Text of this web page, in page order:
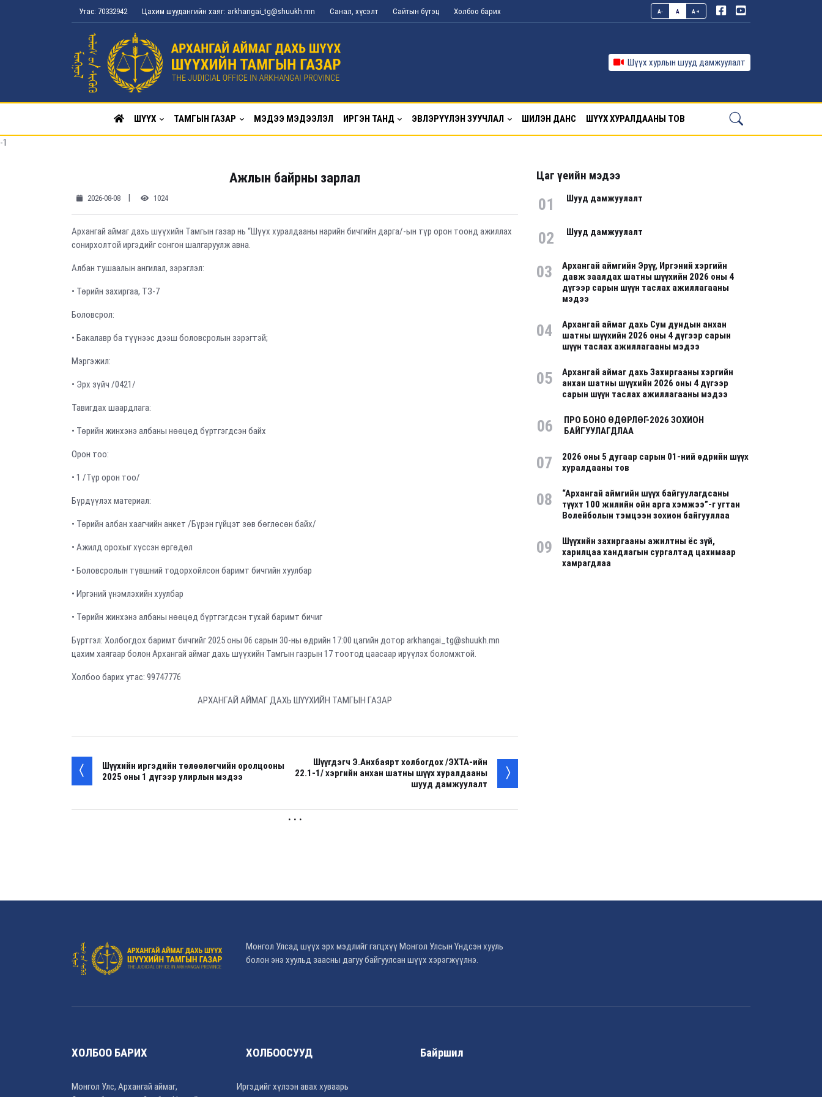
Утас: 70332942 Цахим шуудангийн хаяг: arkhangai_tg@shuukh.mn Санал, хүсэлт Сайтын бүтэц Холбоо барих A- A A+
Шүүх хурлын шууд дамжуулалт
ШҮҮХ ТАМГЫН ГАЗАР МЭДЭЭ МЭДЭЭЛЭЛ ИРГЭН ТАНД ЭВЛЭРҮҮЛЭН ЗУУЧЛАЛ ШИЛЭН ДАНС ШҮҮХ ХУРАЛДААНЫ ТОВ
-1
Ажлын байрны зарлал
2026-08-08 | 1024
Архангай аймаг дахь шүүхийн Тамгын газар нь “Шүүх хуралдааны нарийн бичгийн дарга/-ын түр орон тоонд ажиллах
сонирхолтой иргэдийг сонгон шалгаруулж авна.
Албан тушаалын ангилал, зэрэглэл:
• Төрийн захиргаа, ТЗ-7
Боловсрол:
• Бакалавр ба түүнээс дээш боловсролын зэрэгтэй;
Мэргэжил:
• Эрх зүйч /0421/
Тавигдах шаардлага:
• Төрийн жинхэнэ албаны нөөцөд бүртгэгдсэн байх
Орон тоо:
• 1 /Түр орон тоо/
Бүрдүүлэх материал:
• Төрийн албан хаагчийн анкет /Бүрэн гүйцэт зөв бөглөсөн байх/
• Ажилд орохыг хүссэн өргөдөл
• Боловсролын түвшний тодорхойлсон баримт бичгийн хуулбар
• Иргэний үнэмлэхийн хуулбар
• Төрийн жинхэнэ албаны нөөцөд бүртгэгдсэн тухай баримт бичиг
Бүртгэл: Холбогдох баримт бичгийг 2025 оны 06 сарын 30-ны өдрийн 17:00 цагийн дотор arkhangai_tg@shuukh.mn
цахим хаягаар болон Архангай аймаг дахь шүүхийн Тамгын газрын 17 тоотод цаасаар ирүүлэх боломжтой.
Холбоо барих утас: 99747776
АРХАНГАЙ АЙМАГ ДАХЬ ШҮҮХИЙН ТАМГЫН ГАЗАР
Шүүхийн иргэдийн төлөөлөгчийн оролцооны
2025 оны 1 дүгээр улирлын мэдээ
Шүүгдэгч Э.Анхбаярт холбогдох /ЭХТА-ийн
22.1-1/ хэргийн анхан шатны шүүх хуралдааны
шууд дамжуулалт
. . .
Цаг үеийн мэдээ
01 Шууд дамжуулалт
02 Шууд дамжуулалт
03
Архангай аймгийн Эрүү, Иргэний хэргийн
давж заалдах шатны шүүхийн 2026 оны 4
дүгээр сарын шүүн таслах ажиллагааны
мэдээ
04
Архангай аймаг дахь Сум дундын анхан
шатны шүүхийн 2026 оны 4 дүгээр сарын
шүүн таслах ажиллагааны мэдээ
05
Архангай аймаг дахь Захиргааны хэргийн
анхан шатны шүүхийн 2026 оны 4 дүгээр
сарын шүүн таслах ажиллагааны мэдээ
06
ПРО БОНО ӨДӨРЛӨГ-2026 ЗОХИОН
БАЙГУУЛАГДЛАА
07
2026 оны 5 дугаар сарын 01-ний өдрийн шүүх
хуралдааны тов
08
“Архангай аймгийн шүүх байгуулагдсаны
түүхт 100 жилийн ойн арга хэмжээ”-г угтан
Волейболын тэмцээн зохион байгууллаа
09
Шүүхийн захиргааны ажилтны ёс зүй,
харилцаа хандлагын сургалтад цахимаар
хамрагдлаа
Монгол Улсад шүүх эрх мэдлийг гагцхүү Монгол Улсын Үндсэн хууль
болон энэ хуульд заасны дагуу байгуулсан шүүх хэрэгжүүлнэ.
ХОЛБОО БАРИХ
Монгол Улс, Архангай аймаг,
ХОЛБООСУУД
Иргэдийг хүлээн авах хуваарь
Байршил